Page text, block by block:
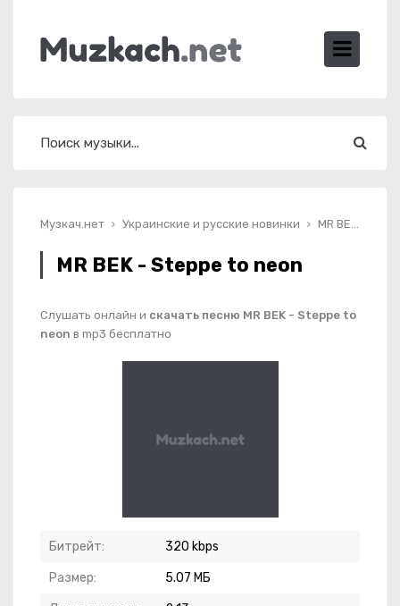
Музкач.нет Украинские и русские новинки MR BEK - Steppe to neon
MR BEK - Steppe to neon
Слушать онлайн и скачать песню MR BEK - Steppe to
neon в mp3 бесплатно
Битрейт: 320 kbps
Размер: 5.07 МБ